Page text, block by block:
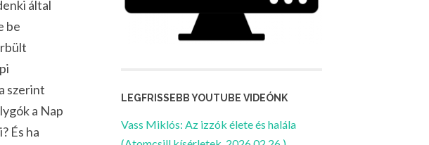
által
be
szerint
a Nap
És ha
LEGFRISSEBB YOUTUBE VIDEÓNK
Vass Miklós: Az izzók élete és halála